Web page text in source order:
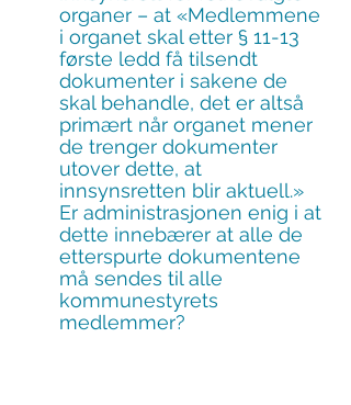
organer – at «Medlemmene
i organet skal etter § 11-13
første ledd få tilsendt
dokumenter i sakene de
skal behandle, det er altså
primært når organet mener
de trenger dokumenter
utover dette, at
innsynsretten blir aktuell.»
Er administrasjonen enig i at
dette innebærer at alle de
etterspurte dokumentene
må sendes til alle
kommunestyrets
medlemmer?